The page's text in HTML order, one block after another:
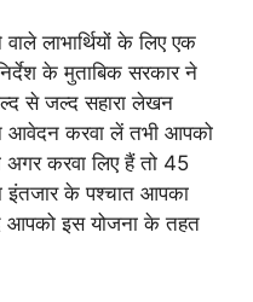
लाभार्थियों के लिए एक
के मुताबिक सरकार ने
से जल्द सहारा लेखन
आवेदन करवा लें तभी आपको
अगर करवा लिए हैं तो 45
इंतजार के पश्चात आपका
आपको इस योजना के तहत